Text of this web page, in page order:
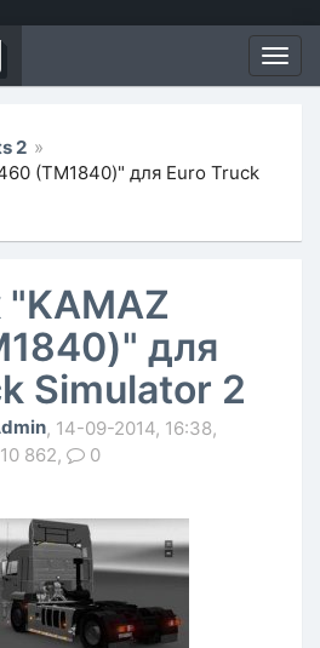
2 »
(ТМ1840)" для Euro Truck
"KAMAZ
для
Simulator 2
, 14-09-2014, 16:38,
10 862, 0